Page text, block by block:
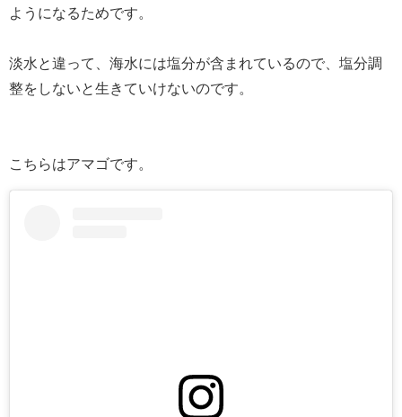
ようになるためです。
淡水と違って、海水には塩分が含まれているので、塩分調
整をしないと生きていけないのです。
こちらはアマゴです。